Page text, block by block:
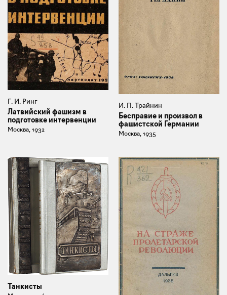
Г. И. Ринг
Латвийский фашизм в
подготовке интервенции
Москва, 1932
И. П. Трайнин
Бесправие и произвол в
фашистской Германии
Москва, 1935
Танкисты